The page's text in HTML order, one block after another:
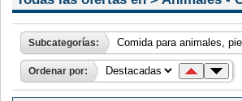
Subcategorías:
Ordenar por: